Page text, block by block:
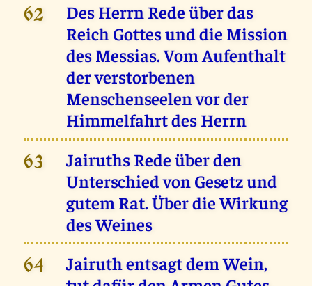
62
Des Herrn Rede über das
Reich Gottes und die Mission
des Messias. Vom Aufenthalt
der verstorbenen
Menschenseelen vor der
Himmelfahrt des Herrn
63
Jairuths Rede über den
Unterschied von Gesetz und
gutem Rat. Über die Wirkung
des Weines
64
Jairuth entsagt dem Wein,